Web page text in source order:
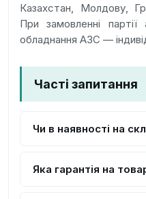
Казахстан, Молдову,
При замовленні
обладнання АЗС —
Часті запитання
Чи в наявності на
Яка гарантія на